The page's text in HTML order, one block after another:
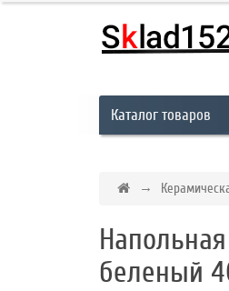
Каталогтоваров
беленый